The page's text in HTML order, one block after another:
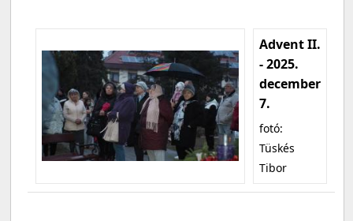
Advent II.
- 2025.
december
7.
fotó:
Tüskés
Tibor